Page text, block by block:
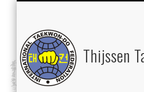
Thijssen